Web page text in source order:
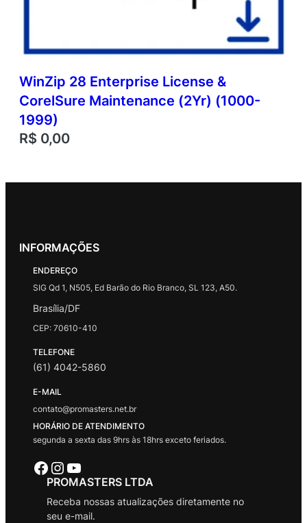
WinZip 28 Enterprise License &
CorelSure Maintenance (2Yr) (1000-
1999)
R$ 0,00
INFORMAÇÕES
ENDEREÇO
SIG Qd 1, N505, Ed Barão do Rio Branco, SL 123, A50.
Brasília/DF
CEP: 70610-410
TELEFONE
(61) 4042-5860
E-MAIL
contato@promasters.net.br
HORÁRIO DE ATENDIMENTO
segunda a sexta das 9hrs às 18hrs exceto feriados.
Facebook Instagram Youtube
PROMASTERS LTDA
Receba nossas atualizações diretamente no
seu e-mail.